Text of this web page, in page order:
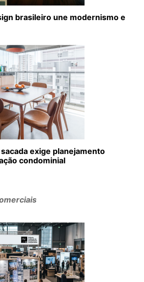
brasileiro une modernismo e
exige planejamento
condominial